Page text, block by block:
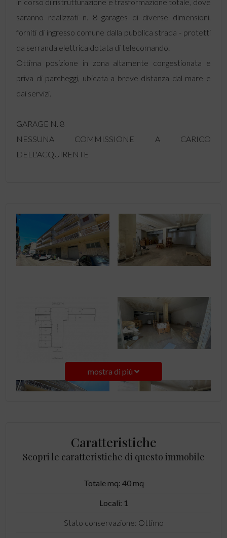
saranno realizzati n. 8 garages di diverse dimensioni,
forniti di ingresso comune dalla pubblica strada - protetti
da serranda elettrica dotata di telecomando.
Ottima posizione in zona altamente congestionata e
priva di parcheggi, ubicata a breve distanza dal mare e
dai servizi.
GARAGE N. 8
NESSUNA COMMISSIONE A CARICO
DELL'ACQUIRENTE
mostra di più
Caratteristiche
Scopri le caratteristiche di questo immobile
Totale mq: 40 mq
Locali: 1
Stato conservazione: Ottimo